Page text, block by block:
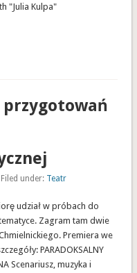
"Julia Kulpa"
under: Teatr
udział w próbach do
Zagram tam dwie
Premiera we
PARADOKSALNY
Scenariusz, muzyka i